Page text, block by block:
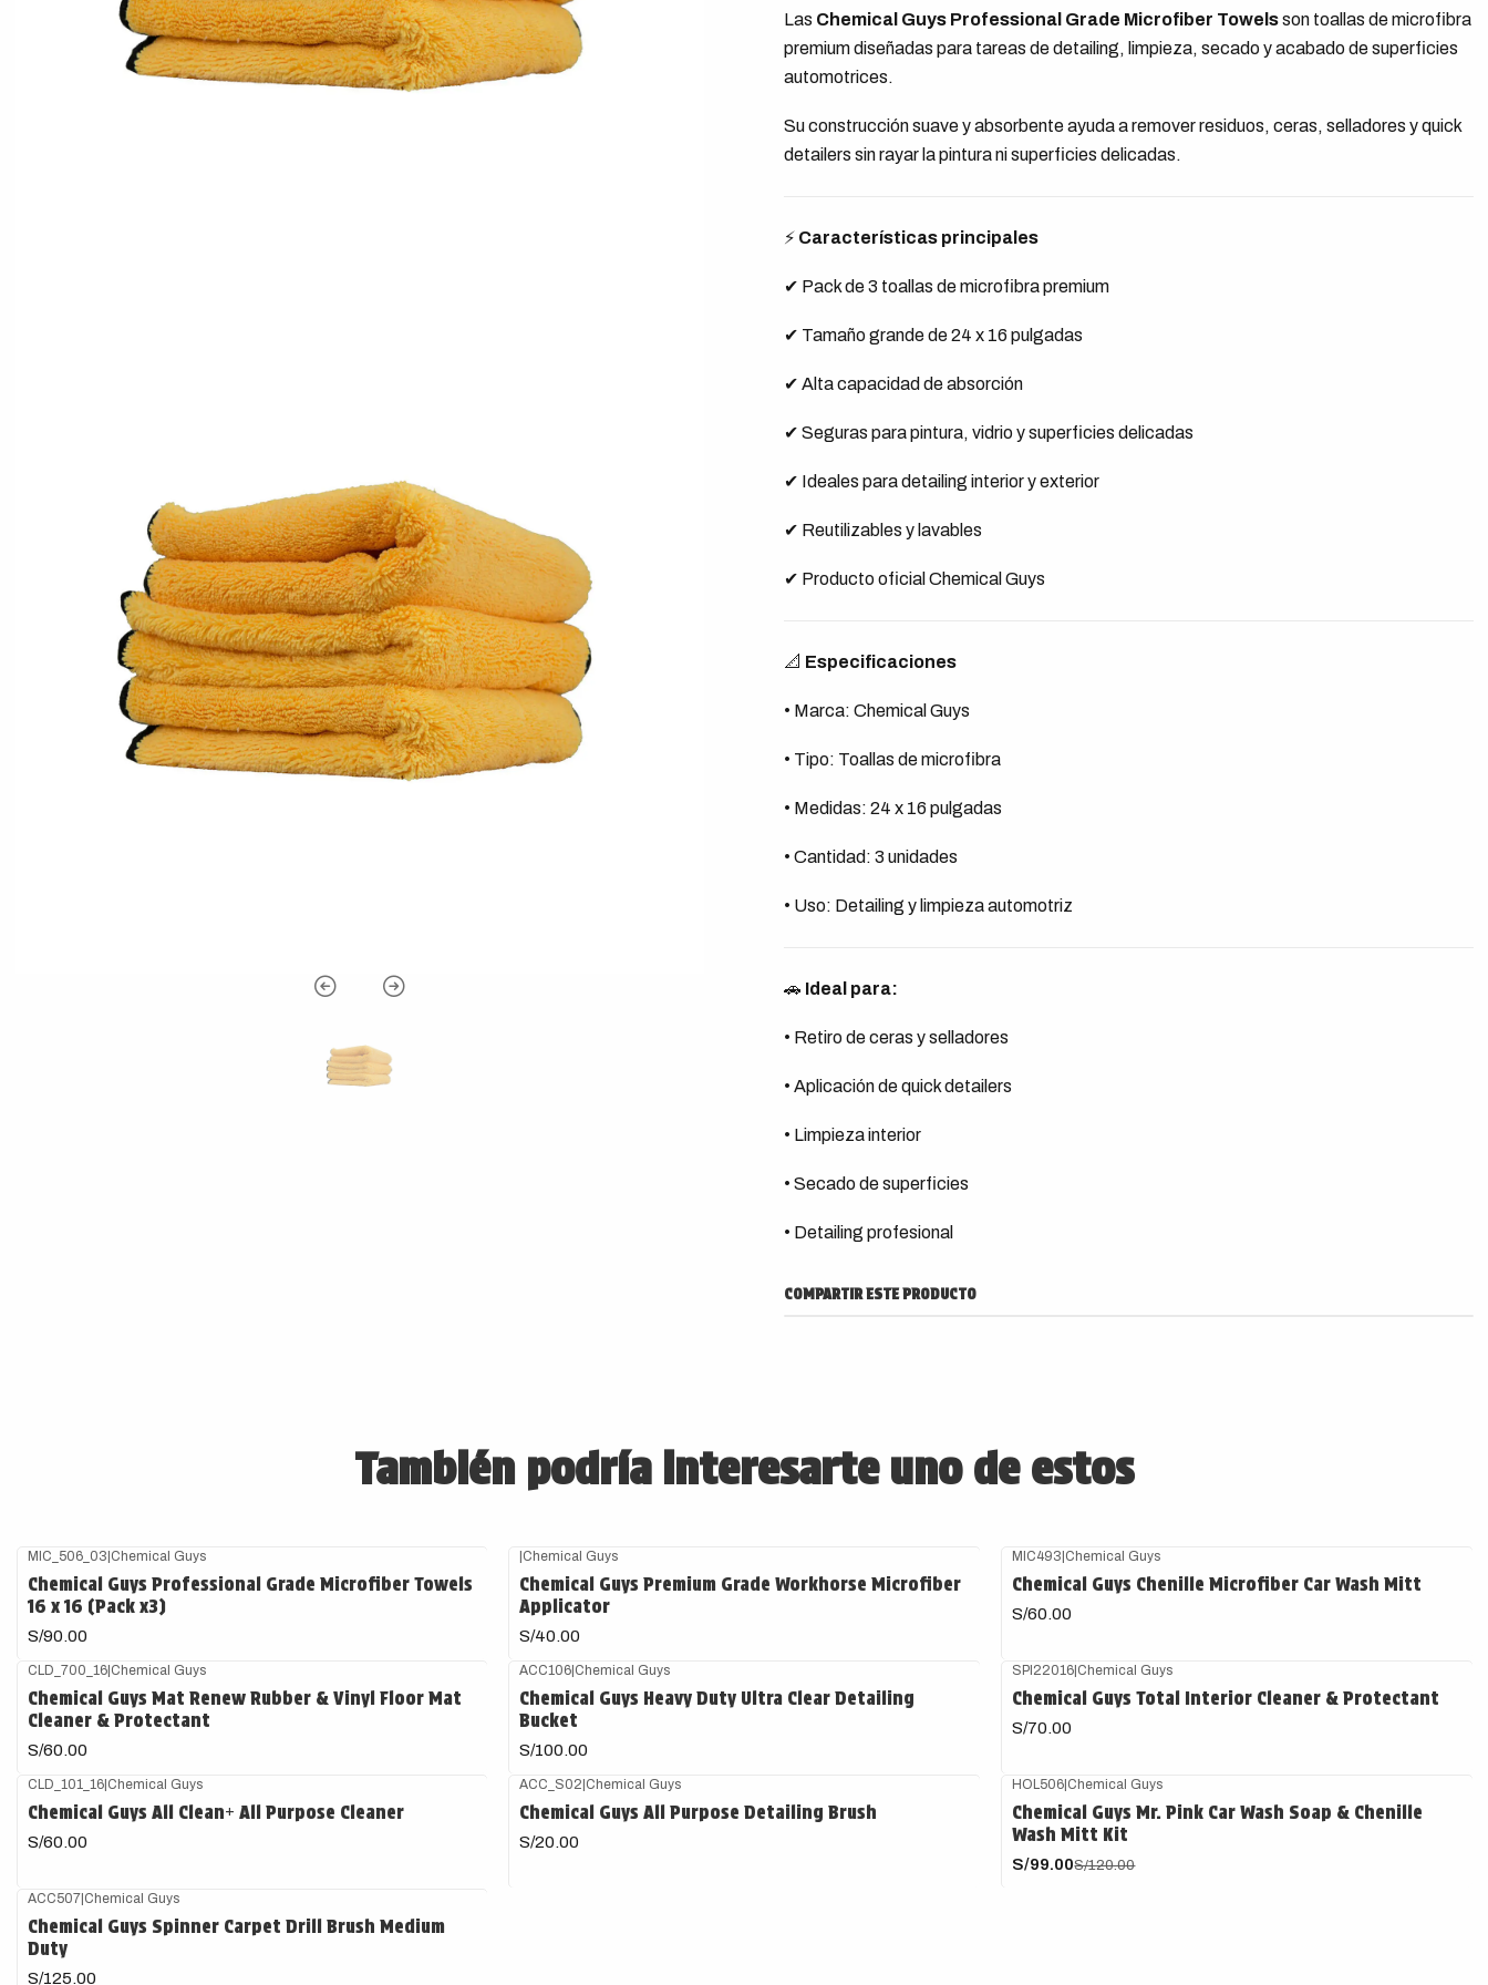
Las Chemical Guys Professional Grade Microfiber Towelsson toallas de microfibra
premium diseñadas para tareas de detailing, limpieza, secado y acabado de superficies
automotrices.
Su construcción suave y absorbente ayuda a remover residuos, ceras, selladores y quick
detailers sin rayar la pintura ni superficies delicadas.
⚡ Características principales
✔ Pack de 3 toallas de microfibra premium
✔ Tamaño grande de 24 x 16 pulgadas
✔ Alta capacidad de absorción
✔ Seguras para pintura, vidrio y superficies delicadas
✔ Ideales para detailing interior y exterior
✔ Reutilizables y lavables
✔ Producto oficial Chemical Guys
📐 Especificaciones
• Marca: Chemical Guys
• Tipo: Toallas de microfibra
• Medidas: 24 x 16 pulgadas
• Cantidad: 3 unidades
• Uso: Detailing y limpieza automotriz
🚗 Ideal para:
• Retiro de ceras y selladores
• Aplicación de quick detailers
• Limpieza interior
• Secado de superficies
• Detailing profesional
COMPARTIR ESTE PRODUCTO
También podría interesarte uno de estos
MIC_506_03|Chemical Guys
Chemical Guys Professional Grade Microfiber Towels
16 x 16 (Pack x3)
S/90.00
|Chemical Guys
Chemical Guys Premium Grade Workhorse Microfiber
Applicator
S/40.00
MIC493|Chemical Guys
Chemical Guys Chenille Microfiber Car Wash Mitt
S/60.00
CLD_700_16|Chemical Guys
Chemical Guys Mat Renew Rubber & Vinyl Floor Mat
Cleaner & Protectant
S/60.00
ACC106|Chemical Guys
Chemical Guys Heavy Duty Ultra Clear Detailing
Bucket
S/100.00
SPI22016|Chemical Guys
Chemical Guys Total Interior Cleaner & Protectant
S/70.00
CLD_101_16|Chemical Guys
Chemical Guys All Clean+ All Purpose Cleaner
S/60.00
ACC_S02|Chemical Guys
Chemical Guys All Purpose Detailing Brush
S/20.00
HOL506|Chemical Guys
Chemical Guys Mr. Pink Car Wash Soap & Chenille
Wash Mitt Kit
S/99.00S/120.00
ACC507|Chemical Guys
Chemical Guys Spinner Carpet Drill Brush Medium
Duty
S/125.00